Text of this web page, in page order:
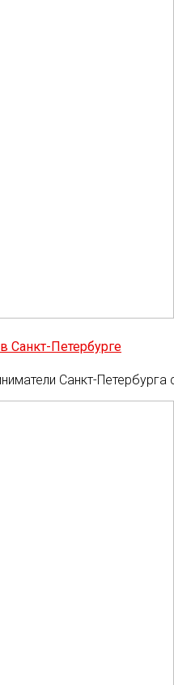
Санкт-Петербурге
Санкт-